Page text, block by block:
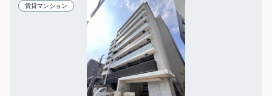
賃貸マンション